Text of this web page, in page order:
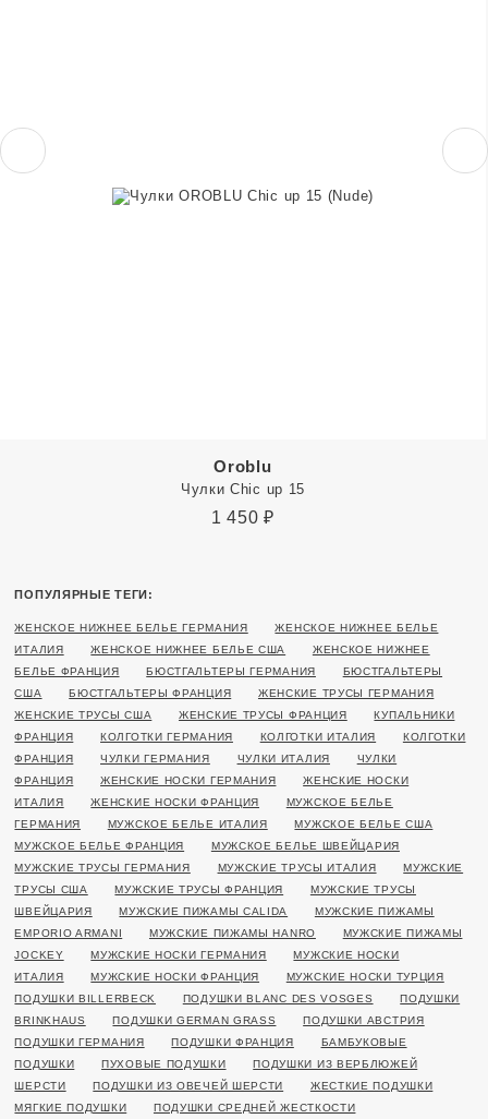
Oroblu
Чулки Chic up 15
1 450 ₽
ПОПУЛЯРНЫЕ ТЕГИ:
ЖЕНСКОЕ НИЖНЕЕ БЕЛЬЕ ГЕРМАНИЯ
ЖЕНСКОЕ НИЖНЕЕ БЕЛЬЕ
ИТАЛИЯ
ЖЕНСКОЕ НИЖНЕЕ БЕЛЬЕ США
ЖЕНСКОЕ НИЖНЕЕ
БЕЛЬЕ ФРАНЦИЯ
БЮСТГАЛЬТЕРЫ ГЕРМАНИЯ
БЮСТГАЛЬТЕРЫ
США
БЮСТГАЛЬТЕРЫ ФРАНЦИЯ
ЖЕНСКИЕ ТРУСЫ ГЕРМАНИЯ
ЖЕНСКИЕ ТРУСЫ США
ЖЕНСКИЕ ТРУСЫ ФРАНЦИЯ
КУПАЛЬНИКИ
ФРАНЦИЯ
КОЛГОТКИ ГЕРМАНИЯ КОЛГОТКИ ИТАЛИЯ
КОЛГОТКИ
ФРАНЦИЯ
ЧУЛКИ ГЕРМАНИЯ ЧУЛКИ ИТАЛИЯ
ЧУЛКИ
ФРАНЦИЯ
ЖЕНСКИЕ НОСКИ ГЕРМАНИЯ
ЖЕНСКИЕ НОСКИ
ИТАЛИЯ
ЖЕНСКИЕ НОСКИ ФРАНЦИЯ
МУЖСКОЕ БЕЛЬЕ
ГЕРМАНИЯ
МУЖСКОЕ БЕЛЬЕ ИТАЛИЯ
МУЖСКОЕ БЕЛЬЕ США
МУЖСКОЕ БЕЛЬЕ ФРАНЦИЯ
МУЖСКОЕ БЕЛЬЕ ШВЕЙЦАРИЯ
МУЖСКИЕ ТРУСЫ ГЕРМАНИЯ
МУЖСКИЕ ТРУСЫ ИТАЛИЯ
МУЖСКИЕ
ТРУСЫ США
МУЖСКИЕ ТРУСЫ ФРАНЦИЯ
МУЖСКИЕ ТРУСЫ
ШВЕЙЦАРИЯ
МУЖСКИЕ ПИЖАМЫ CALIDA
МУЖСКИЕ ПИЖАМЫ
EMPORIO ARMANI
МУЖСКИЕ ПИЖАМЫ HANRO
МУЖСКИЕ ПИЖАМЫ
JOCKEY
МУЖСКИЕ НОСКИ ГЕРМАНИЯ
МУЖСКИЕ НОСКИ
ИТАЛИЯ
МУЖСКИЕ НОСКИ ФРАНЦИЯ
МУЖСКИЕ НОСКИ ТУРЦИЯ
ПОДУШКИ BILLERBECK
ПОДУШКИ BLANC DES VOSGES
ПОДУШКИ
BRINKHAUS
ПОДУШКИ GERMAN GRASS
ПОДУШКИ АВСТРИЯ
ПОДУШКИ ГЕРМАНИЯ
ПОДУШКИ ФРАНЦИЯ
БАМБУКОВЫЕ
ПОДУШКИ
ПУХОВЫЕ ПОДУШКИ
ПОДУШКИ ИЗ ВЕРБЛЮЖЕЙ
ШЕРСТИ
ПОДУШКИ ИЗ ОВЕЧЕЙ ШЕРСТИ
ЖЕСТКИЕ ПОДУШКИ
МЯГКИЕ ПОДУШКИ
ПОДУШКИ СРЕДНЕЙ ЖЕСТКОСТИ